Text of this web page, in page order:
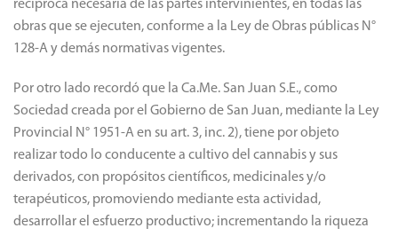
recíproca necesaria de las partes intervinientes, en todas las
obras que se ejecuten, conforme a la Ley de Obras públicas N°
128-A y demás normativas vigentes.
Por otro lado recordó que la Ca.Me. San Juan S.E., como
Sociedad creada por el Gobierno de San Juan, mediante la Ley
Provincial N° 1951-A en su art. 3, inc. 2), tiene por objeto
realizar todo lo conducente a cultivo del cannabis y sus
derivados, con propósitos científicos, medicinales y/o
terapéuticos, promoviendo mediante esta actividad,
desarrollar el esfuerzo productivo; incrementando la riqueza